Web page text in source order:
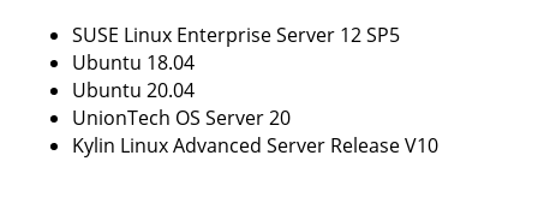
SUSE Linux Enterprise Server 12 SP5
Ubuntu 18.04
Ubuntu 20.04
UnionTech OS Server 20
Kylin Linux Advanced Server Release V10